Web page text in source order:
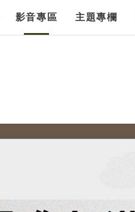
影音專區 主題專欄